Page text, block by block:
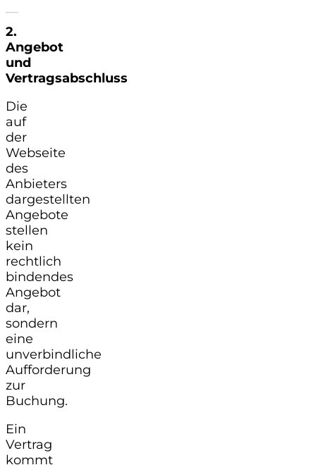
2.
Angebot
und
Vertragsabschluss
Die
auf
der
Webseite
des
Anbieters
dargestellten
Angebote
stellen
kein
rechtlich
bindendes
Angebot
dar,
sondern
eine
unverbindliche
Aufforderung
zur
Buchung.
Ein
Vertrag
kommt